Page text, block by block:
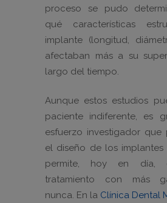
proceso se pudo
qué características
implante (longitud,
afectaban más a su
largo del tiempo.
Aunque estos estudios
paciente indiferente, es
esfuerzo investigador
el diseño de los implantes
permite, hoy en día,
tratamiento con más
nunca. En la Clínica Dental